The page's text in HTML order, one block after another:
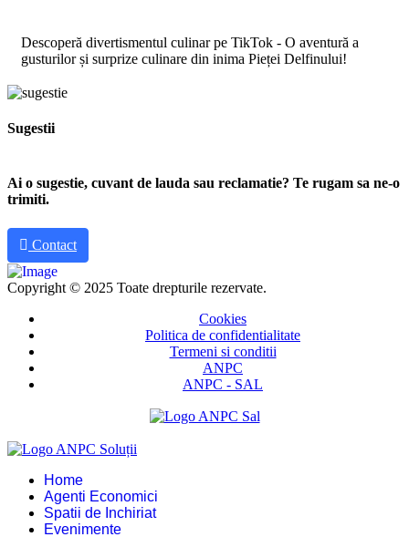
Descoperă divertismentul culinar pe TikTok - O aventură a
gusturilor și surprize culinare din inima Pieței Delfinului!
Sugestii
Ai o sugestie, cuvant de lauda sau reclamatie? Te rugam sa ne-o
trimiti.
Contact
Copyright © 2025 Toate drepturile rezervate.
Cookies
Politica de confidentialitate
Termeni si conditii
ANPC
ANPC - SAL
Home
Agenti Economici
Spatii de Inchiriat
Evenimente